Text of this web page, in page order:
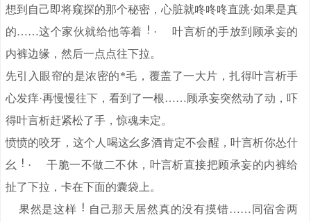
想到自己即将窥探的那个秘密，心脏就咚咚咚直跳·如果是真
的……这个家伙就给他等着
· 叶言析的手放到顾承妄的
内裤边缘，然后一点点往下拉。
先引入眼帘的是浓密的*毛，覆盖了一大片，扎得叶言析手
心发痒·再慢慢往下，看到了一根……顾承妄突然动了动，吓
得叶言析赶紧松了手，惊魂未定。
愤愤的咬牙，这个人喝这幺多酒肯定不会醒，叶言析你怂什
幺
· 干脆一不做二不休，叶言析直接把顾承妄的内裤给
扯了下拉，卡在下面的囊袋上。
果然是这样
自己那天居然真的没有摸错……同宿舍两